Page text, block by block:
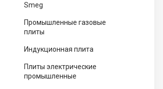
Smeg
Промышленные газовые
плиты
Индукционная плита
Плиты электрические
промышленные